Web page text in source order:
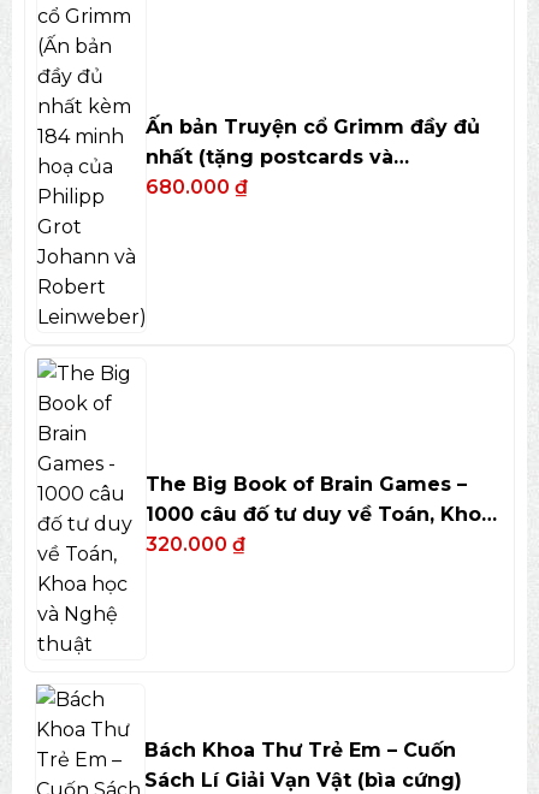
Ấn bản Truyện cổ Grimm đầy đủ
nhất (tặng postcards và
bookmark)
680.000 ₫
The Big Book of Brain Games –
1000 câu đố tư duy về Toán, Khoa
học và Nghệ thuật
320.000 ₫
Bách Khoa Thư Trẻ Em – Cuốn
Sách Lí Giải Vạn Vật (bìa cứng)